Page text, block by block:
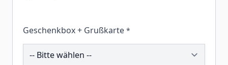
Geschenkbox + Grußkarte *
258681